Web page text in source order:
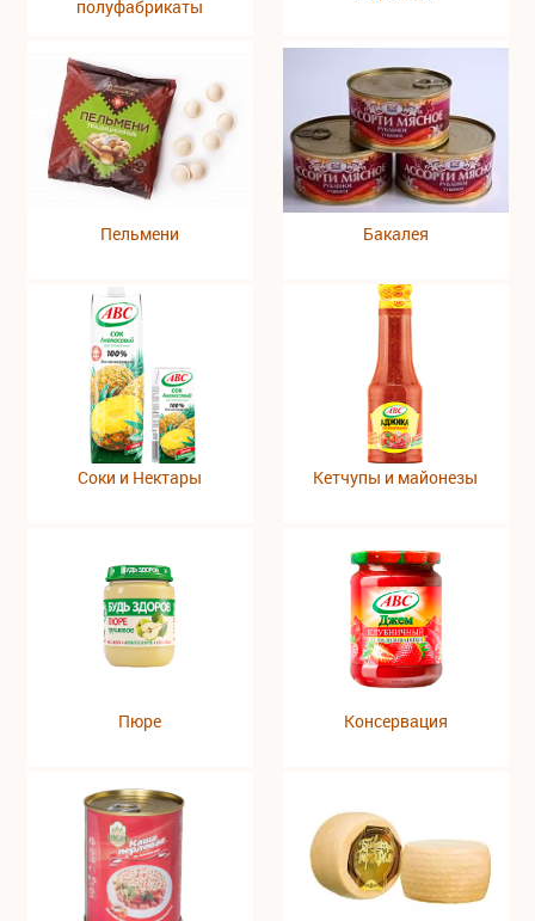
полуфабрикаты
Пельмени Бакалея
Соки и Нектары Кетчупы и майонезы
Пюре Консервация